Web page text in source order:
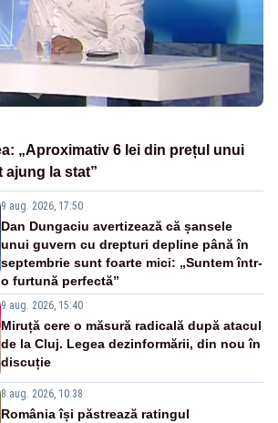
„Aproximativ 6 lei din prețul unui
ajung la stat”
9 aug. 2026, 17:50
Dan Dungaciu avertizează că șansele
unui guvern cu drepturi depline până în
septembrie sunt foarte mici: „Suntem într-
o furtună perfectă”
9 aug. 2026, 15:40
Miruță cere o măsură radicală după atacul
de la Cluj. Legea dezinformării, din nou în
discuție
8 aug. 2026, 10:38
România își păstrează ratingul